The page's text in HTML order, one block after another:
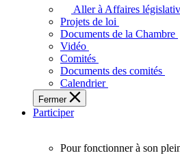
législative
adopte
touchent
vie
des
Ontariennes
Ontariens.
Aller à Affaires
Projets de loi
Documents de la Chambre
Vidéo
Comités
Documents des comités
Calendrier
Fermer
Participer
Pour fonctionner à son